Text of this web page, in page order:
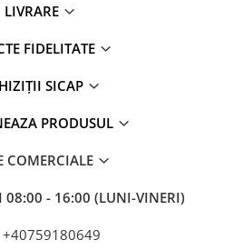
LIVRARE
FIDELITATE
SICAP
PRODUSUL
COMERCIALE
08:00 - 16:00 (LUNI-VINERI)
+40759180649